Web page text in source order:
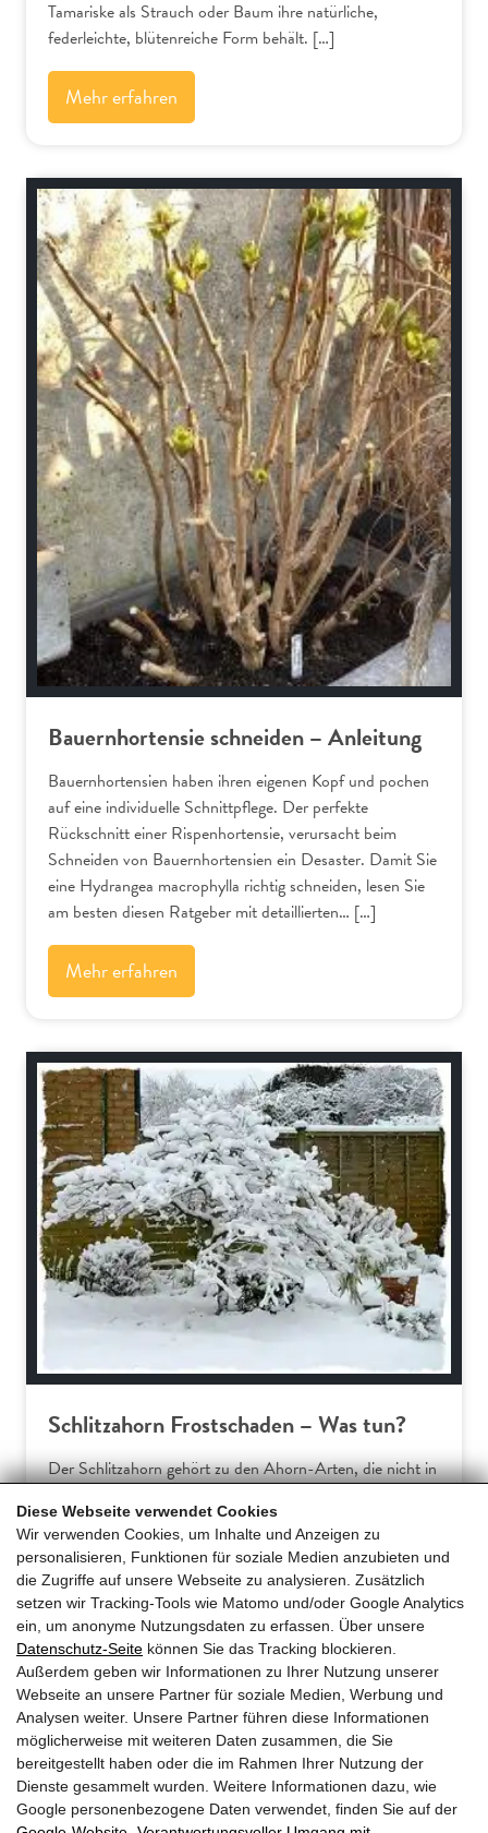
Diese Webseite verwendet Cookies
Wir verwenden Cookies, um Inhalte und Anzeigen zu
personalisieren, Funktionen für soziale Medien anzubieten und
die Zugriffe auf unsere Webseite zu analysieren. Zusätzlich
setzen wir Tracking-Tools wie Matomo und/oder Google Analytics
ein, um anonyme Nutzungsdaten zu erfassen. Über unsere
Datenschutz-Seite können Sie das Tracking blockieren.
Außerdem geben wir Informationen zu Ihrer Nutzung unserer
Webseite an unsere Partner für soziale Medien, Werbung und
Analysen weiter. Unsere Partner führen diese Informationen
möglicherweise mit weiteren Daten zusammen, die Sie
bereitgestellt haben oder die im Rahmen Ihrer Nutzung der
Dienste gesammelt wurden. Weitere Informationen dazu, wie
Google personenbezogene Daten verwendet, finden Sie auf der
Tamariske als Strauch oder Baum ihre natürliche,
federleichte, blütenreiche Form behält. […]
Mehr erfahren
Schnitt-Anleitungen
Bauernhortensie schneiden – Anleitung
Bauernhortensien haben ihren eigenen Kopf und pochen
auf eine individuelle Schnittpflege. Der perfekte
Rückschnitt einer Rispenhortensie, verursacht beim
Schneiden von Bauernhortensien ein Desaster. Damit Sie
eine Hydrangea macrophylla richtig schneiden, lesen Sie
am besten diesen Ratgeber mit detaillierten… […]
Mehr erfahren
Bäume und Sträucher
Schlitzahorn Frostschaden – Was tun?
Der Schlitzahorn gehört zu den Ahorn-Arten, die nicht in
Hausgärtner am Acer palmatum dissectum häufiger über
Frostschäden klagen. Dieser Ratgeber erklärt die
typischen Symptome und gibt praxiserprobte Tipps für
effektive Gegenmaßnahmen und… […]
Mehr erfahren